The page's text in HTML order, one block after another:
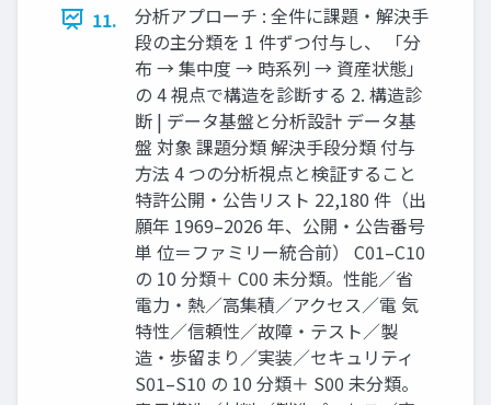
11.
分析アプローチ : 全件に課題・解決手
段の主分類を 1 件ずつ付与し、 「分
布 → 集中度 → 時系列 → 資産状態」
の 4 視点で構造を診断する 2. 構造診
断 | データ基盤と分析設計 データ基
盤 対象 課題分類 解決手段分類 付与
方法 4 つの分析視点と検証すること
特許公開・公告リスト 22,180 件（出
願年 1969–2026 年、公開・公告番号
単 位＝ファミリー統合前） C01–C10
の 10 分類＋ C00 未分類。性能／省
電力・熱／高集積／アクセス／電 気
特性／信頼性／故障・テスト／製
造・歩留まり／実装／セキュリティ
S01–S10 の 10 分類＋ S00 未分類。